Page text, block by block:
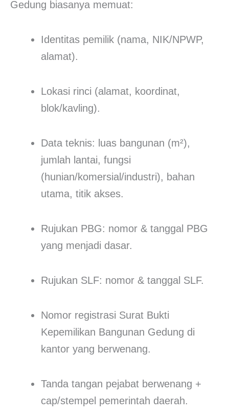
Gedung biasanya memuat:
Identitas pemilik (nama, NIK/NPWP,
alamat).
Lokasi rinci (alamat, koordinat,
blok/kavling).
Data teknis: luas bangunan (m²),
jumlah lantai, fungsi
(hunian/komersial/industri), bahan
utama, titik akses.
Rujukan PBG: nomor & tanggal PBG
yang menjadi dasar.
Rujukan SLF: nomor & tanggal SLF.
Nomor registrasi Surat Bukti
Kepemilikan Bangunan Gedung di
kantor yang berwenang.
Tanda tangan pejabat berwenang +
cap/stempel pemerintah daerah.